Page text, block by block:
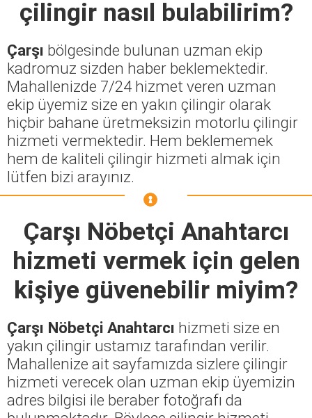
çilingir nasıl bulabilirim?
Çarşı bölgesinde bulunan uzman ekip
kadromuz sizden haber beklemektedir.
Mahallenizde 7/24 hizmet veren uzman
ekip üyemiz size en yakın çilingir olarak
hiçbir bahane üretmeksizin motorlu çilingir
hizmeti vermektedir. Hem beklememek
hem de kaliteli çilingir hizmeti almak için
lütfen bizi arayınız.
Çarşı Nöbetçi Anahtarcı
hizmeti vermek için gelen
kişiye güvenebilir miyim?
Çarşı Nöbetçi Anahtarcı hizmeti size en
yakın çilingir ustamız tarafından verilir.
Mahallenize ait sayfamızda sizlere çilingir
hizmeti verecek olan uzman ekip üyemizin
adres bilgisi ile beraber fotoğrafı da